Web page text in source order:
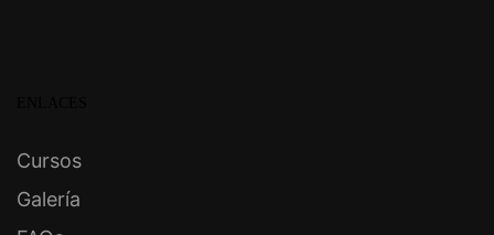
Cursos
Galería